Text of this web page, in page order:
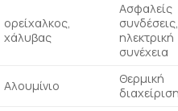
ορείχαλκος,
χάλυβας
Ασφαλείς
ηλεκτρική
συνέχεια
Αλουμίνιο
Θερμική